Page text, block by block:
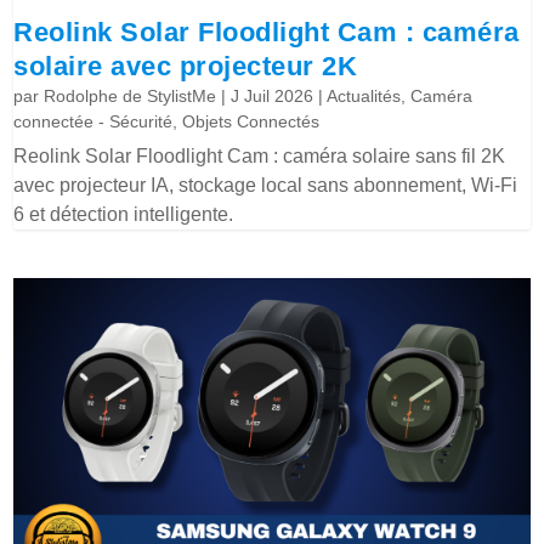
Reolink Solar Floodlight Cam : caméra
solaire avec projecteur 2K
par Rodolphe de StylistMe |J Juil 2026 |Actualités ,Caméra
connectée - Sécurité ,Objets Connectés
Reolink Solar Floodlight Cam : caméra solaire sans fil 2K
avec projecteur IA, stockage local sans abonnement, Wi-Fi
6 et détection intelligente.